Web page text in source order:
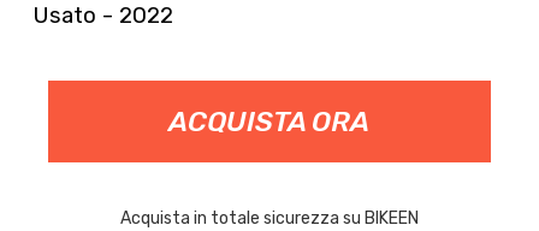
Usato - 2022
ACQUISTA ORA
Acquista in totale sicurezza su BIKEEN